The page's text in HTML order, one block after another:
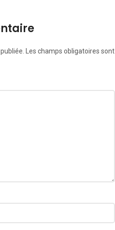
Les champs obligatoires sont